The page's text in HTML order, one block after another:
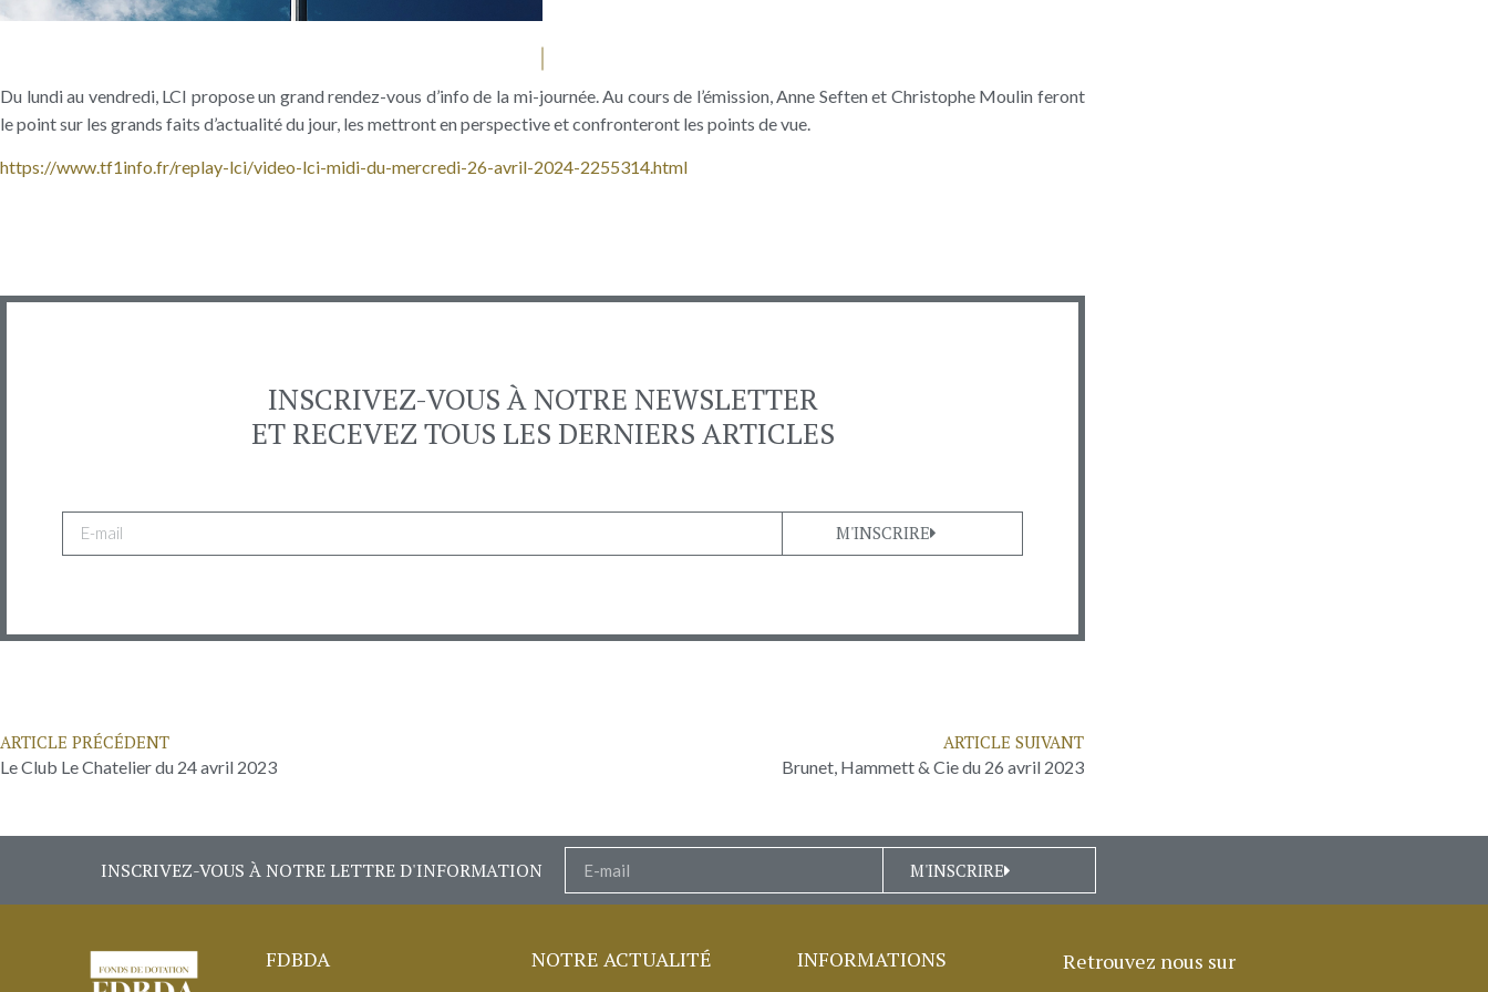
Du lundi au vendredi, LCI propose un grand rendez-vous d’info de la mi-journée. Au cours de l’émission, Anne Seften et Christophe Moulin feront
le point sur les grands faits d’actualité du jour, les mettront en perspective et confronteront les points de vue.
https://www.tf1info.fr/replay-lci/video-lci-midi-du-mercredi-26-avril-2024-2255314.html
INSCRIVEZ-VOUS À NOTRE NEWSLETTER
ET RECEVEZ TOUS LES DERNIERS ARTICLES
M'INSCRIRE
ARTICLE PRÉCÉDENT
Le Club Le Chatelier du 24 avril 2023
ARTICLE SUIVANT
Brunet, Hammett & Cie du 26 avril 2023
INSCRIVEZ-VOUS À NOTRE LETTRE D'INFORMATION M'INSCRIRE
FDBDA NOTRE ACTUALITÉ INFORMATIONS Retrouvez nous sur